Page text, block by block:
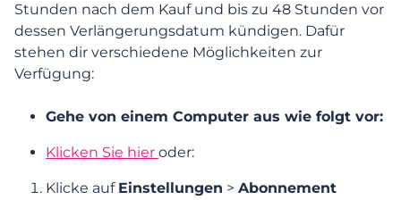
KATEGORIEN HÄUFIG GESTELLTE FRAGEN
Kategorien
Anmeldung und erste Schritte
Mein Profil verwalten
Stunden nach dem Kauf und bis zu 48 Stunden vor
dessen Verlängerungsdatum kündigen. Dafür
stehen dir verschiedene Möglichkeiten zur
Verfügung:
Gehe von einem Computer aus wie folgt vor:
Klicken Sie hieroder:
Klicke auf Einstellungen >Abonnement